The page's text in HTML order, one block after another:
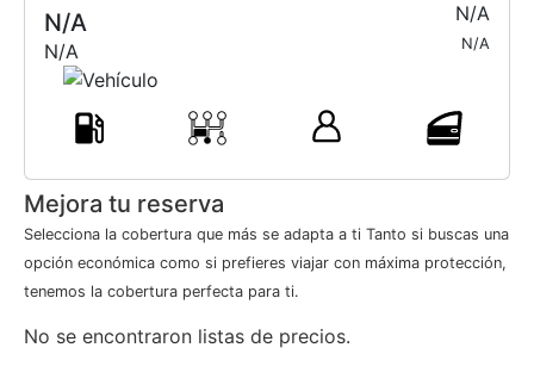
N/A
N/A
N/A
N/A
Mejora tu reserva
Selecciona la cobertura que más se adapta a ti Tanto si buscas una
opción económica como si prefieres viajar con máxima protección,
tenemos la cobertura perfecta para ti.
No se encontraron listas de precios.